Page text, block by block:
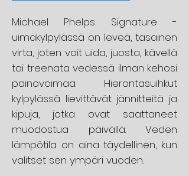
Michael Phelps Signature -
uimakylpylässä on leveä, tasainen
virta, joten voit uida, juosta, kävellä
tai treenata vedessä ilman kehosi
painovoimaa. Hierontasuihkut
kylpylässä lievittävät jännitteitä ja
kipuja, jotka ovat saattaneet
muodostua päivällä. Veden
lämpötila on aina täydellinen, kun
valitset sen ympäri vuoden.